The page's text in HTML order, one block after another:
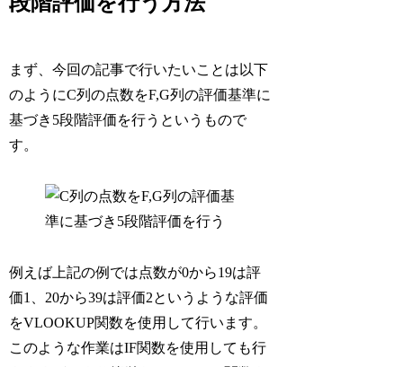
まず、今回の記事で行いたいことは以下
のようにC列の点数をF,G列の評価基準に
基づき5段階評価を行うというもので
す。
例えば上記の例では点数が0から19は評
価1、20から39は評価2というような評価
をVLOOKUP関数を使用して行います。
このような作業はIF関数を使用しても行